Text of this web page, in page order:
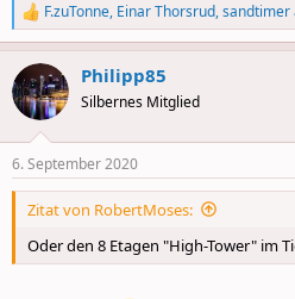
R
e
a
c
t
i
s
:
F.zuTonne, Einar Thorsrud,sandtimer
Philipp85
Silbernes Mitglied
6. September 2020
Zitat von RobertMoses:
Oder den 8 Etagen "High-Tower" im